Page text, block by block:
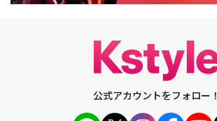
公式アカウントをフォロー！